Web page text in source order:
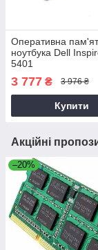
Оперативна
ноутбука Dell
5401
3 777 ₴ 3 976 ₴
Купити
Акційні
–20%